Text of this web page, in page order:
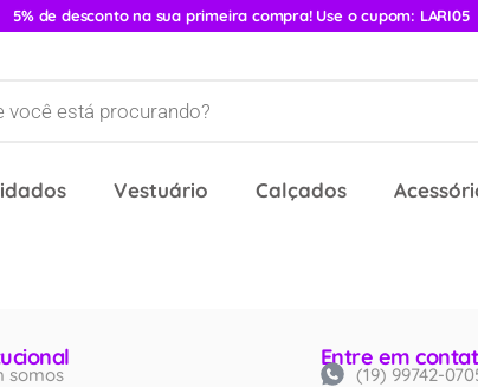
5% de desconto na sua primeira compra! Use o cupom: LARI05
Vestuário Calçados
somos
Entre em
(19) 99742-